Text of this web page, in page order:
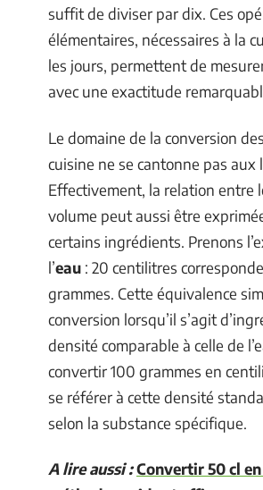
suffit de diviser par dix. Ces
élémentaires, nécessaires à la
les jours, permettent de
avec une exactitude
Le domaine de la conversion
cuisine ne se cantonne pas aux
Effectivement, la relation entre
volume peut aussi être
certains ingrédients. Prenons
l’eau : 20 centilitres
grammes. Cette équivalence
conversion lorsqu’il s’agit
densité comparable à celle de
convertir 100 grammes en
se référer à cette densité
selon la substance spécifique.
A lire aussi :Convertir 50 cl